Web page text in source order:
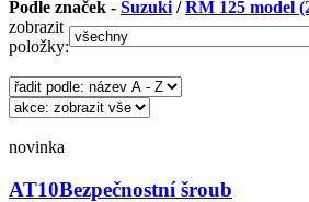
Podle značek - Suzuki /RM 125 model
zobrazit
položky:
novinka
AT10Bezpečnostní šroub